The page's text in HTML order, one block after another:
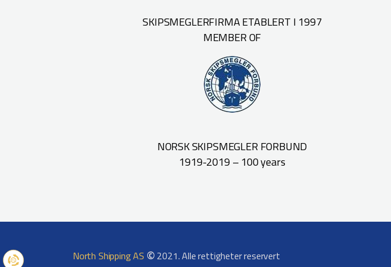
SKIPSMEGLERFIRMA ETABLERT I 1997
MEMBER OF
NORSK SKIPSMEGLER FORBUND
1919-2019 – 100 years
North Shipping AS © 2021. Alle rettigheter reservert